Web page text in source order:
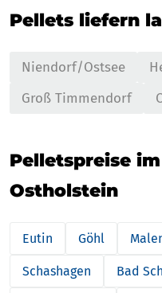
Pellets liefern
Niendorf/Ostsee
Groß Timmendorf
Pelletspreise
Ostholstein
Eutin Göhl
Schashagen Bad